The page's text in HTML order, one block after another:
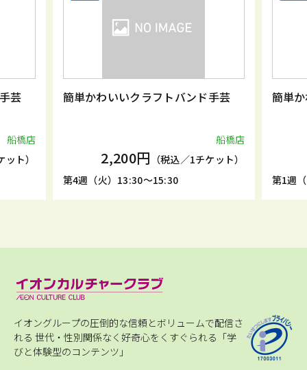
芸
船橋店
ト）
簡単かわいいクラフトバンド手芸
船橋店
2,200円 （税込／1チケット）
第4週（火）13:30～15:30
簡単
第1週
イオングループの圧倒的な信頼とボリュームで配信さ
れる 世代・性別関係なく好奇心をくすぐられる「学
びと体験型のコンテンツ」